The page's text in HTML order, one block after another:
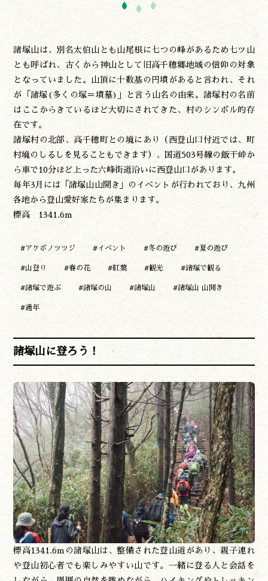
諸塚山は、別名太伯山とも山尾根に七つの峰があるため七ツ山
とも呼ばれ、古くから神山として旧高千穂郷地域の信仰の対象
となっていました。山頂に十数基の円墳があると言われ、それ
が「諸塚(多くの塚＝墳墓)」と言う山名の由来。諸塚村の名前
はここからきているほど大切にされてきた、村のシンボル的存
在です。
諸塚村の北部、高千穂町との境にあり（西登山口付近では、町
村境のしるしを見ることもできます）、国道503号線の飯干峠か
ら車で10分ほど上った六峰街道沿いに西登山口があります。
毎年3月には「諸塚山山開き」のイベントが行われており、九州
各地から登山愛好家たちが集まります。
標高 1341.6m
#アケボノツツジ #イベント #冬の遊び #夏の遊び
#山登り #春の花 #紅葉 #観光 #諸塚で観る
#諸塚で遊ぶ #諸塚の山 #諸塚山 #諸塚山 山開き
#通年
諸塚山に登ろう！
標高1341.6mの諸塚山は、整備された登山道があり、親子連れ
や登山初心者でも楽しみやすい山です。一緒に登る人と会話を